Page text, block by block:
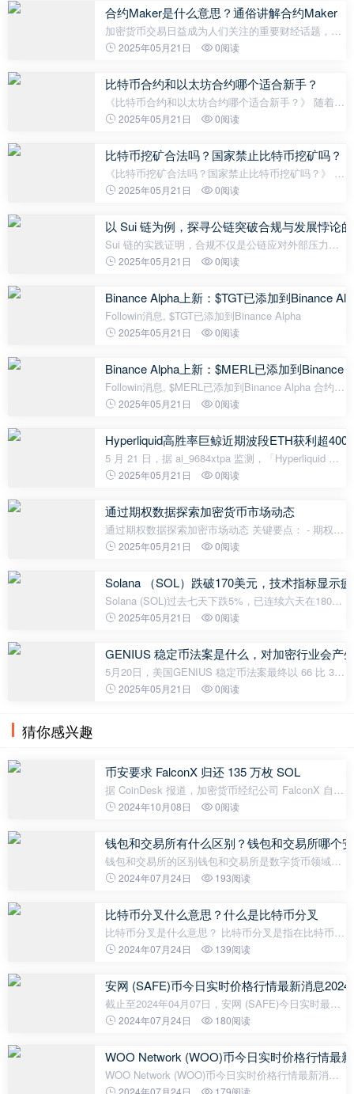
合约Maker是什么意思？通俗讲解合约Maker
加密货币交易日益成为人们关注的重要财经话题，其
中合约交易作为一种高频、利润空间大的交易方式受
常常出现在相关讨论中。
2025年05月21日 0阅读
比特币合约和以太坊合约哪个适合新手？
《比特币合约和以太坊合约哪个适合新手？》 随着加
密货币的兴起，更多投资者和交易者将目光投向了比
益特性吸引了大量关注。然
2025年05月21日 0阅读
比特币挖矿合法吗？国家禁止比特币挖矿吗？
《比特币挖矿合法吗？国家禁止比特币挖矿吗？》 随
着比特币成为全球金融市场的焦点，其背后的核心活
论。比特币挖矿是一个高度技术
2025年05月21日 0阅读
以 Sui 链为例，探寻公链突破合规与发展悖论
Sui 链的实践证明，合规不仅是公链应对外部压力的
必要条件，更是推动区块链技术与现实世界深度融合
chain）是一种去中心化、分布式
2025年05月21日 0阅读
Binance Alpha上新：$TGT已添加到Binance
Followin消息, $TGT已添加到Binance Alpha
2025年05月21日 0阅读
Binance Alpha上新：$MERL已添加到Binance
Followin消息, $MERL已添加到Binance Alpha 合约地
址：2025年05月21日 0阅读
Hyperliquid高胜率巨鲸近期波段ETH获利超400
5 月 21 日，据 ai_9684xtpa 监测，「Hyperliquid 获
利超 2,112.8 万美元的高胜率巨鲸」的 ETH 现货仓
1221.3 枚 ETH 全部清仓（305
2025年05月21日 0阅读
通过期权数据探索加密货币市场动态
通过期权数据探索加密市场动态 关键要点： - 期权越
来越多地被用于风险管理、表达方向性观点和衡量市
期权的未平仓量自2022
2025年05月21日 0阅读
Solana （SOL）跌破170美元，技术指标显示
Solana (SOL)过去七天下跌5%，已连续六天在180美
元以下交易。尽管如此，机构对SOL的兴趣正在上
来的山寨币季节做准备。然而，技术指
2025年05月21日 0阅读
GENIUS 稳定币法案是什么，对加密行业会产
5月20日，美国GENIUS 稳定币法案最终以 66 比 32
通过对 GENIUS 稳定币法案的动议终止辩论，这标志
2025年05月21日 0阅读
猜你感兴趣
币安要求 FalconX 归还 135 万枚 SOL
据 CoinDesk 报道，加密货币经纪公司 FalconX 自
2021 年以来持有 135 万个 SOL，目前价值约 1.9 亿
求 FalconX 归还。
2024年10月08日 0阅读
钱包和交易所有什么区别？钱包和交易所哪个
钱包和交易所的区别钱包和交易所是数字货币领域两
个重要的概念，虽然它们都与数字资产有关，但其功
主要区别：1. 功能 钱包是一种
2024年07月24日 193阅读
比特币分叉什么意思？什么是比特币分叉
比特币分叉是什么意思？ 比特币分叉是指在比特币网
络中发生的一种技术分歧，导致区块链分成了两条独
间对于协议的改变或更新意
2024年07月24日 139阅读
安网 (SAFE)币今日实时价格行情最新消息2024
截止至2024年04月07日，安网 (SAFE)今日实时最新
价格是2.476美元，约等于人民币17.91元。安网
24H成交额$47,917美元，换手率0.09%。
2024年07月24日 180阅读
WOO Network (WOO)币今日实时价格行情最
WOO Network (WOO)币今日实时价格行情最新消息
（2024年04月01日）今日，数字货币市场再次出现了